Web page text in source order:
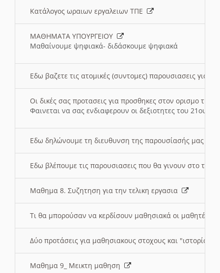
Κατάλογος ωραιων εργαλειων ΤΠΕ
ΜΑΘΗΜΑΤΑ ΥΠΟΥΡΓΕΙΟΥ
Μαθαίνουμε ψηφιακά- διδάσκουμε ψηφιακά
Εδω βαζετε τις ατομικές (συντομες) παρουσιασεις για
Οι δικές σας προτασεις για προσθηκες στον ορισμο
Φαινεται να σας ενδιαφερουν οι δεξιοτητες του 21ου
Εδω δηλώνουμε τη διευθυνση της παρουσίασής μας
Εδω βλέπουμε τις παρουσιασεις που θα γινουν στο
Μαθημα 8. Συζητηση για την τελικη εργασια
Τι θα μπορούσαν να κερδίσουν μαθησιακά οι μαθητές/
Δύο προτάσεις για μαθησιακους στοχους και "ιστορία"
Μαθημα 9_ Μεικτη μαθηση